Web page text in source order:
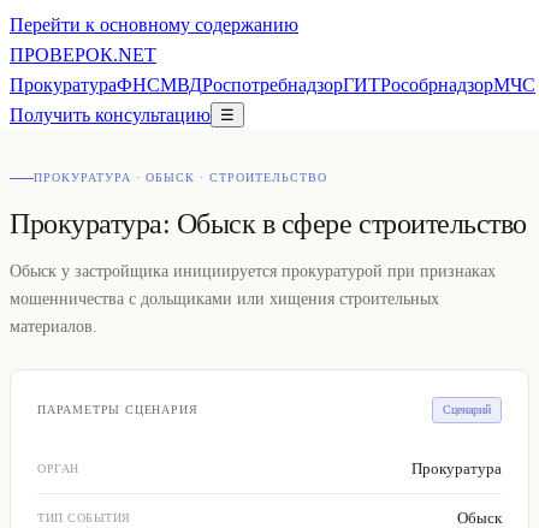
Перейти к основному содержанию
ПРОВЕРОК.NET
ПрокуратураФНСМВДРоспотребнадзорГИТРособрнадзорМЧС
Получить консультацию ☰
ПРОКУРАТУРА · ОБЫСК · СТРОИТЕЛЬСТВО
Прокуратура: Обыск в сфере строительство
Обыск у застройщика инициируется прокуратурой при признаках
мошенничества с дольщиками или хищения строительных
материалов.
ПАРАМЕТРЫ СЦЕНАРИЯ Сценарий
ОРГАН Прокуратура
ТИП СОБЫТИЯ Обыск